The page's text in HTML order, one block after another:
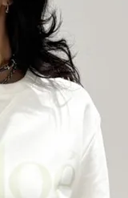
SALE
OUTLET